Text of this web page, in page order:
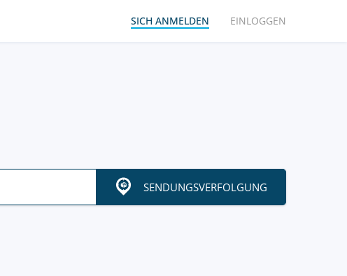
SICH ANMELDEN EINLOGGEN
SENDUNGSVERFOLGUNG